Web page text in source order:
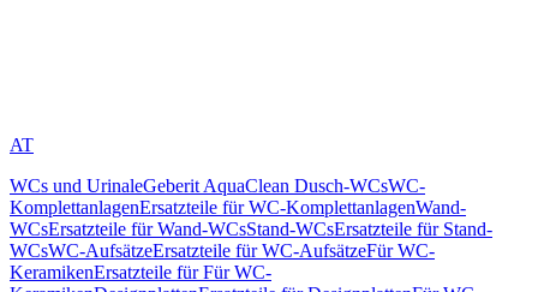
AT
WCs und UrinaleGeberit AquaClean Dusch-WCsWC-
KomplettanlagenErsatzteile für WC-KomplettanlagenWand-
WCsErsatzteile für Wand-WCsStand-WCsErsatzteile für Stand-
WCsWC-AufsätzeErsatzteile für WC-AufsätzeFür WC-
KeramikenErsatzteile für Für WC-